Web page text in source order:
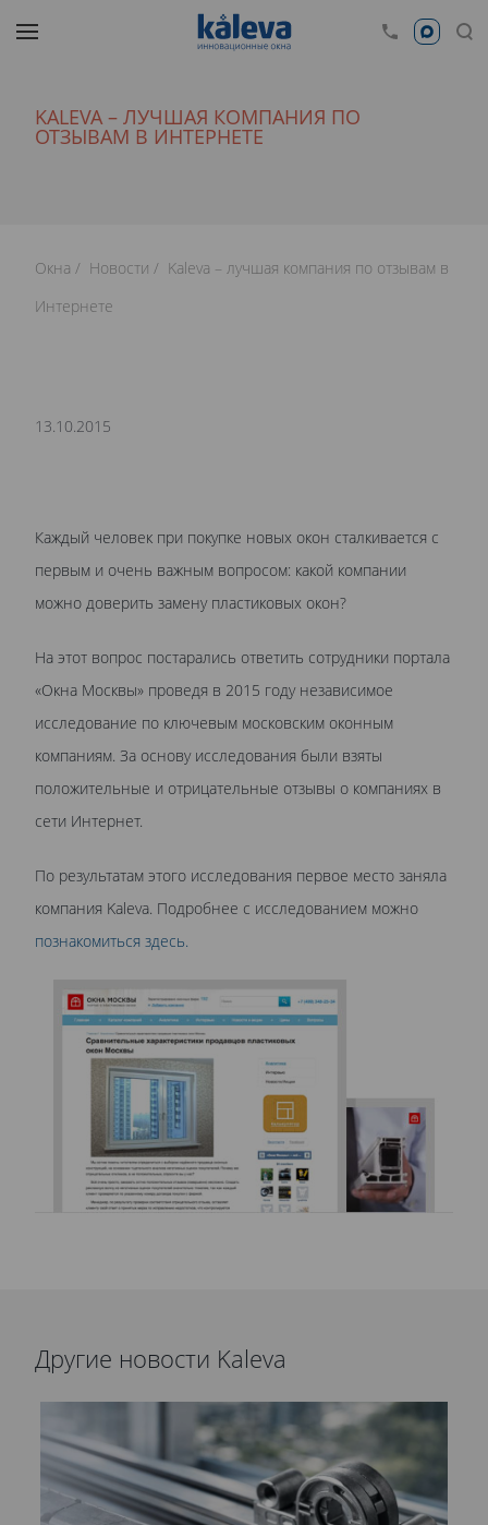
KALEVA – ЛУЧШАЯ КОМПАНИЯ ПО
ОТЗЫВАМ В ИНТЕРНЕТЕ
Окна Новости
Kaleva – лучшая компания по отзывам в
Интернете
13.10.2015
Каждый человек при покупке новых окон сталкивается с
первым и очень важным вопросом: какой компании
можно доверить замену пластиковых окон?
На этот вопрос постарались ответить сотрудники портала
«Окна Москвы» проведя в 2015 году независимое
исследование по ключевым московским оконным
компаниям. За основу исследования были взяты
положительные и отрицательные отзывы о компаниях в
сети Интернет.
По результатам этого исследования первое место заняла
компания Kaleva. Подробнее с исследованием можно
познакомиться здесь.
Другие новости Kaleva